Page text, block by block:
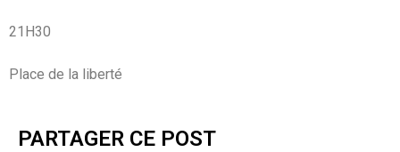
21H30
Place de la liberté
PARTAGER CE POST